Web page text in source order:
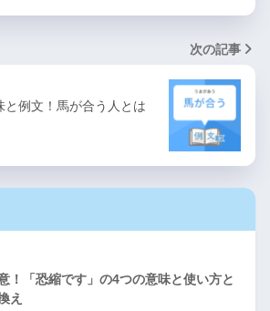
次の記事
と例文！馬が合う人とは
！「恐縮です」の4つの意味と使い方と
え